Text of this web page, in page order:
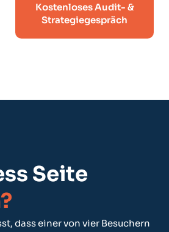
Kostenloses Audit- &
Strategiegespräch
Seite
dass einer von vier Besuchern